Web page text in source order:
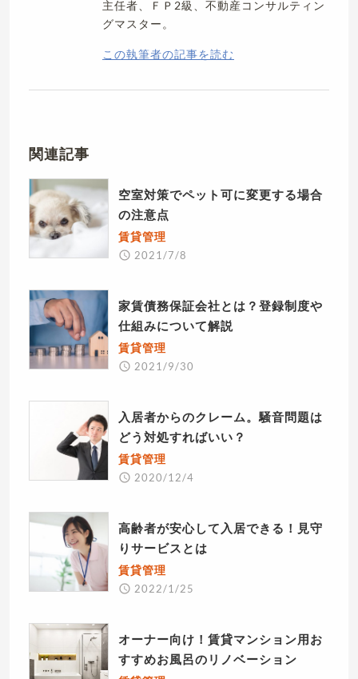
主任者、ＦＰ2級、不動産コンサルティン
グマスター。
この執筆者の記事を読む
関連記事
空室対策でペット可に変更する場合
の注意点
賃貸管理
2021/7/8
家賃債務保証会社とは？登録制度や
仕組みについて解説
賃貸管理
2021/9/30
入居者からのクレーム。騒音問題は
どう対処すればいい？
賃貸管理
2020/12/4
高齢者が安心して入居できる！見守
りサービスとは
賃貸管理
2022/1/25
オーナー向け！賃貸マンション用お
すすめお風呂のリノベーション